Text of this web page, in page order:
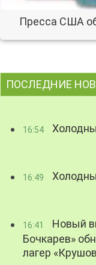
Пресса США
ПОСЛЕДНИЕ
16:54
16:49
16:41
Новый
Бочкарев»
лагер